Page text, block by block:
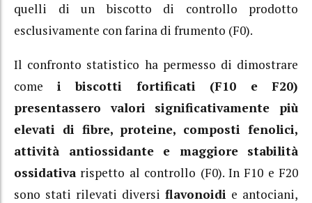
quelli di un biscotto di controllo prodotto
esclusivamente con farina di frumento (F0).
Il confronto statistico ha permesso di dimostrare
come i biscotti fortificati (F10 e F20)
presentassero valori significativamente più
elevati di fibre, proteine, composti fenolici,
attività antiossidante e maggiore stabilità
ossidativa rispetto al controllo (F0). In F10 e F20
sono stati rilevati diversi flavonoidi e antociani,